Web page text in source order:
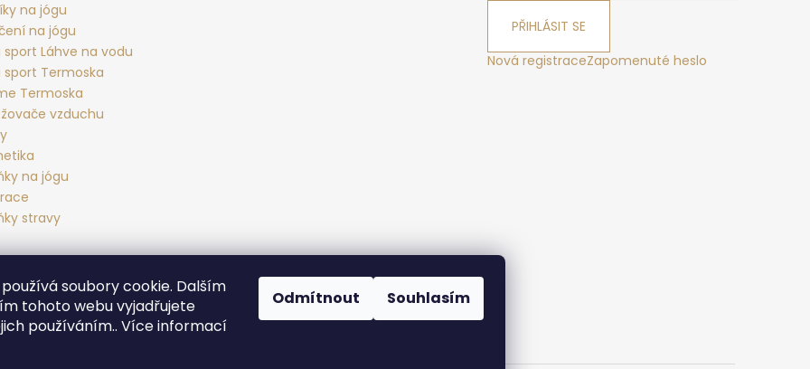
soubory cookie. Dalším
tohoto webu vyjadřujete
používáním.. Více informací
Odmítnout Souhlasím
na jógu
na jógu
sport Láhve na vodu
sport Termoska
Termoska
vzduchu
na jógu
stravy
PŘIHLÁSIT SE
Nová registraceZapomenuté heslo
Yoga sport Frýdek - Místek Yogové studio Maralák Hotel Maralák